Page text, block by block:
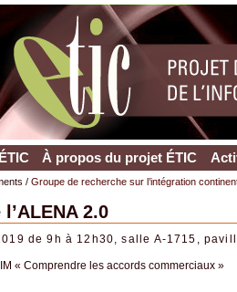
À propos du projet ÉTIC
/ Groupe de recherche sur l’intégration
2.0
de 9h à 12h30, salle A-1715,
« Comprendre les accords commerciaux »